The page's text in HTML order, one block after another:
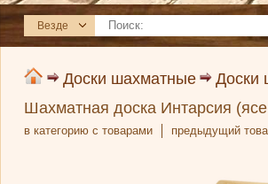
Везде
Доски шахматные
Доски
Шахматная доска Интарсия
в категорию с товарами
предыдущий